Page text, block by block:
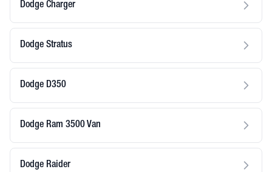
Dodge Charger
Dodge Stratus
Dodge D350
Dodge Ram 3500 Van
Dodge Raider